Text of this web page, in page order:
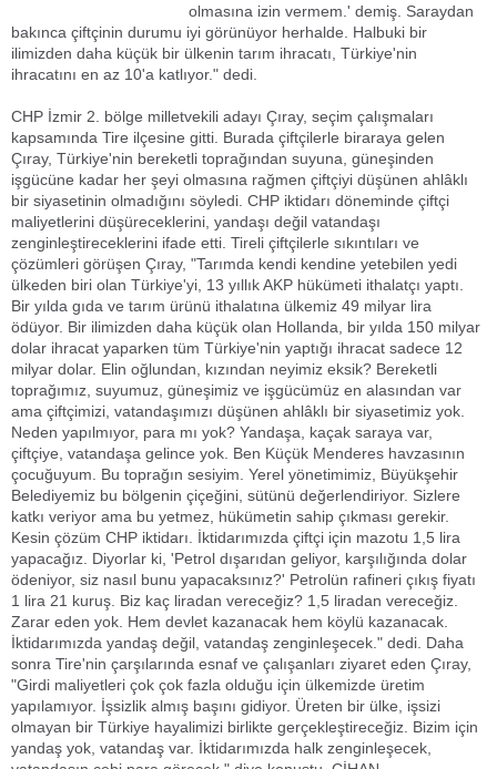
olmasına izin vermem.' demiş. Saraydan
bakınca çiftçinin durumu iyi görünüyor herhalde. Halbuki bir
ilimizden daha küçük bir ülkenin tarım ihracatı, Türkiye'nin
ihracatını en az 10'a katlıyor." dedi.
CHP İzmir 2. bölge milletvekili adayı Çıray, seçim çalışmaları
kapsamında Tire ilçesine gitti. Burada çiftçilerle biraraya gelen
Çıray, Türkiye'nin bereketli toprağından suyuna, güneşinden
işgücüne kadar her şeyi olmasına rağmen çiftçiyi düşünen ahlâklı
bir siyasetinin olmadığını söyledi. CHP iktidarı döneminde çiftçi
maliyetlerini düşüreceklerini, yandaşı değil vatandaşı
zenginleştireceklerini ifade etti. Tireli çiftçilerle sıkıntıları ve
çözümleri görüşen Çıray, "Tarımda kendi kendine yetebilen yedi
ülkeden biri olan Türkiye'yi, 13 yıllık AKP hükümeti ithalatçı yaptı.
Bir yılda gıda ve tarım ürünü ithalatına ülkemiz 49 milyar lira
ödüyor. Bir ilimizden daha küçük olan Hollanda, bir yılda 150 milyar
dolar ihracat yaparken tüm Türkiye'nin yaptığı ihracat sadece 12
milyar dolar. Elin oğlundan, kızından neyimiz eksik? Bereketli
toprağımız, suyumuz, güneşimiz ve işgücümüz en alasından var
ama çiftçimizi, vatandaşımızı düşünen ahlâklı bir siyasetimiz yok.
Neden yapılmıyor, para mı yok? Yandaşa, kaçak saraya var,
çiftçiye, vatandaşa gelince yok. Ben Küçük Menderes havzasının
çocuğuyum. Bu toprağın sesiyim. Yerel yönetimimiz, Büyükşehir
Belediyemiz bu bölgenin çiçeğini, sütünü değerlendiriyor. Sizlere
katkı veriyor ama bu yetmez, hükümetin sahip çıkması gerekir.
Kesin çözüm CHP iktidarı. İktidarımızda çiftçi için mazotu 1,5 lira
yapacağız. Diyorlar ki, 'Petrol dışarıdan geliyor, karşılığında dolar
ödeniyor, siz nasıl bunu yapacaksınız?' Petrolün rafineri çıkış fiyatı
1 lira 21 kuruş. Biz kaç liradan vereceğiz? 1,5 liradan vereceğiz.
Zarar eden yok. Hem devlet kazanacak hem köylü kazanacak.
İktidarımızda yandaş değil, vatandaş zenginleşecek." dedi. Daha
sonra Tire'nin çarşılarında esnaf ve çalışanları ziyaret eden Çıray,
"Girdi maliyetleri çok çok fazla olduğu için ülkemizde üretim
yapılamıyor. İşsizlik almış başını gidiyor. Üreten bir ülke, işsizi
olmayan bir Türkiye hayalimizi birlikte gerçekleştireceğiz. Bizim için
yandaş yok, vatandaş var. İktidarımızda halk zenginleşecek,